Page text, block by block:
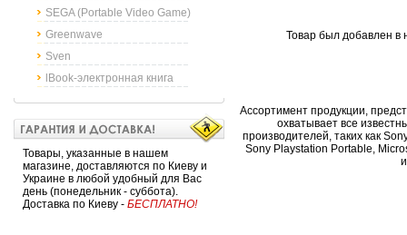
SEGA (Portable Video Game)
Greenwave
Sven
lBook-электронная книга
Товары, указанные в нашем
магазине, доставляются по Киеву и
Украине в любой удобный для Вас
день (понедельник - суббота).
Доставка по Киеву - БЕСПЛАТНО!
Товар был добавлен в
Ассортимент продукции,
охватывает все
производителей, таких как
Sony Playstation Portable,